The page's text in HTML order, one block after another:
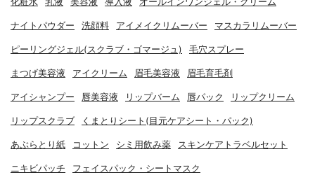
ナイトパウダー 洗顔料 アイメイクリムーバー マスカラリムーバー
ピーリングジェル(スクラブ・ゴマージュ) 毛穴スプレー
まつげ美容液 アイクリーム 眉毛美容液 眉毛育毛剤
アイシャンプー 唇美容液 リップバーム 唇パック リップクリーム
リップスクラブ くまとりシート(目元ケアシート・パック)
あぶらとり紙 コットン シミ用飲み薬 スキンケアトラベルセット
ニキビパッチ フェイスパック・シートマスク